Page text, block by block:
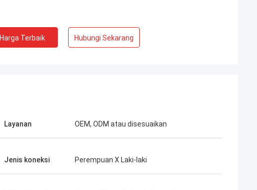
Harga Terbaik Hubungi Sekarang
Layanan OEM, ODM atau disesuaikan
Jenis koneksi Perempuan X Laki-laki